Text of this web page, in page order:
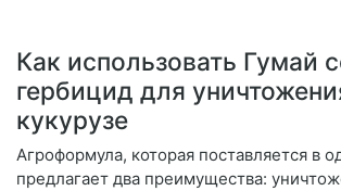
Как использовать Гумай
гербицид для
кукурузе
Агроформула, которая поставляется в
предлагает два преимущества: